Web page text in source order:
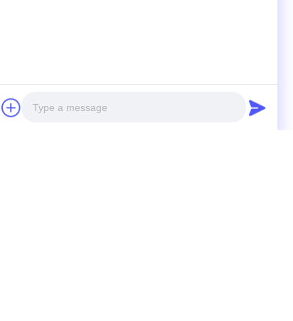
Hubungi Sekarang